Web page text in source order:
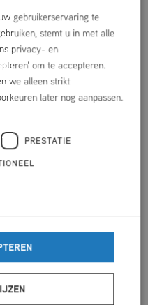
DOEN IS
gebruikerservaring te
stemt u in met alle
privacy- en
om te accepteren.
we alleen strikt
later nog aanpassen.
PRESTATIE